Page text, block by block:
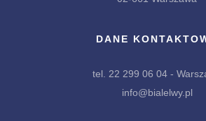
DANE
tel. 22 299 06 04 -
info@bialelwy.pl